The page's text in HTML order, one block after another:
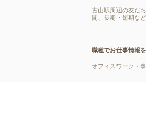
古山駅周辺の友だ
間、長期・短期な
職種でお仕事情報
オフィスワーク・